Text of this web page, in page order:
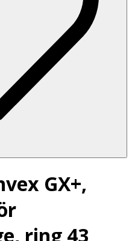
GX+,
ring 43